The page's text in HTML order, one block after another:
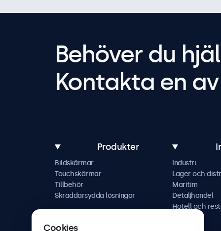
Behöver du
Kontakta en
Produkter
Bildskärmar
Touchskärmar
Tillbehör
Skräddarsydda lösningar
Industri
Lager och
Maritim
Detaljhandel
Hotell och
Cookies